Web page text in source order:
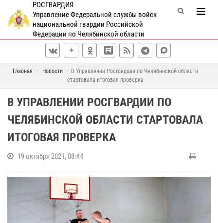
РОСГВАРДИЯ
Управление Федеральной службы войск
национальной гвардии Российской
Федерации по Челябинской области
Главная Новости
В Управлении Росгвардии по Челябинской области
стартовала итоговая проверка
В УПРАВЛЕНИИ РОСГВАРДИИ ПО
ЧЕЛЯБИНСКОЙ ОБЛАСТИ СТАРТОВАЛА
ИТОГОВАЯ ПРОВЕРКА
19 октября 2021, 08:44